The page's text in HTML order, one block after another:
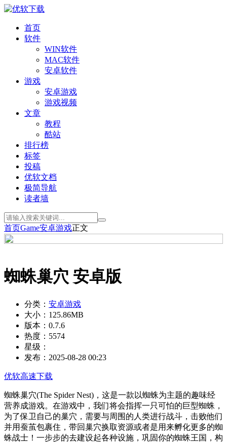
首页
软件
WIN软件
MAC软件
安卓软件
游戏
安卓游戏
游戏视频
文章
教程
酷站
排行榜
标签
投稿
优软文档
极简导航
读者墙
首页Game安卓游戏正文
蜘蛛巢穴 安卓版
分类： 安卓游戏
大小： 125.86MB
版本： 0.7.6
热度： 5574
星级：
发布： 2025-08-28 00:23
优软高速下载
蜘蛛巢穴(The Spider Nest)，这是一款以蜘蛛为主题的趣味经
营养成游戏。在游戏中，我们将会指挥一只可怕的巨型蜘蛛，
为了保卫自己的巢穴，需要与周围的人类进行战斗，击败他们
并用蚕茧包裹住，带回巢穴换取资源或者是用来孵化更多的蜘
蛛战士！一步步的去建设起各种设施，巩固你的蜘蛛王国，构